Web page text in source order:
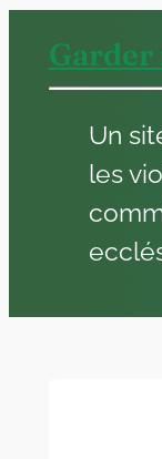
Un
les